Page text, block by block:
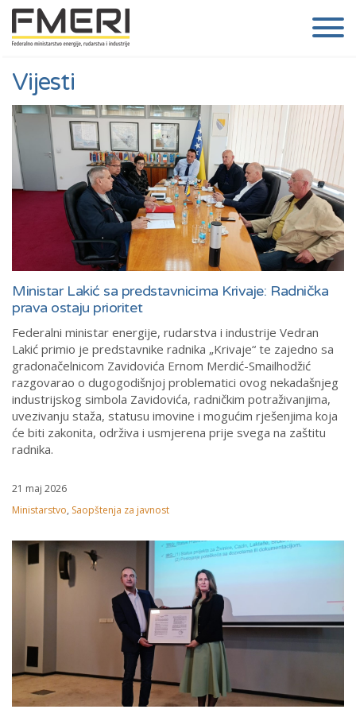
Vijesti
Ministar Lakić sa predstavnicima Krivaje: Radnička
prava ostaju prioritet
Federalni ministar energije, rudarstva i industrije Vedran
Lakić primio je predstavnike radnika „Krivaje“ te zajedno sa
gradonačelnicom Zavidovića Ernom Merdić-Smailhodžić
razgovarao o dugogodišnjoj problematici ovog nekadašnjeg
industrijskog simbola Zavidovića, radničkim potraživanjima,
uvezivanju staža, statusu imovine i mogućim rješenjima koja
će biti zakonita, održiva i usmjerena prije svega na zaštitu
radnika.
21 maj 2026
Ministarstvo, Saopštenja za javnost